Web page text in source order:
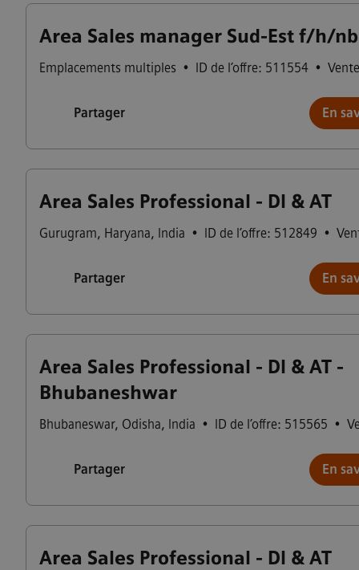
Area Sales manager Sud-Est f/h/nb
Emplacements multiples • ID de l’offre: 511554 • Vente
Partager En
Area Sales Professional - DI & AT
Gurugram, Haryana, India • ID de l’offre: 512849 •
Partager En
Area Sales Professional - DI & AT -
Bhubaneshwar
Bhubaneswar, Odisha, India • ID de l’offre: 515565 •
Partager En
Area Sales Professional - DI & AT